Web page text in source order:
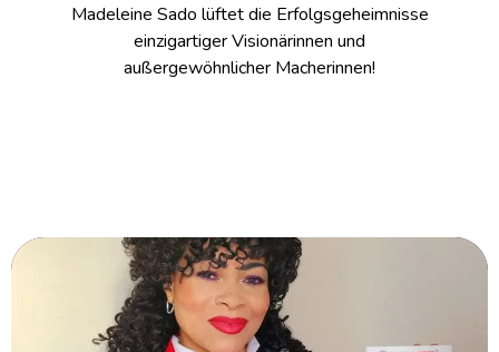
Madeleine Sado lüftet die Erfolgsgeheimnisse
einzigartiger Visionärinnen und
außergewöhnlicher Macherinnen!